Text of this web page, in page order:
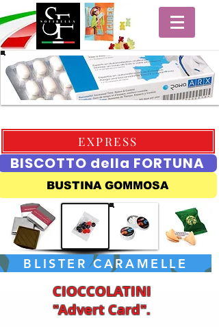
EXPRESS
BISCOTTO della FORTUNA
BUSTINA GOMMOSA
BLISTER CARAMELLE
CIOCCOLATINI
"Advert Card".